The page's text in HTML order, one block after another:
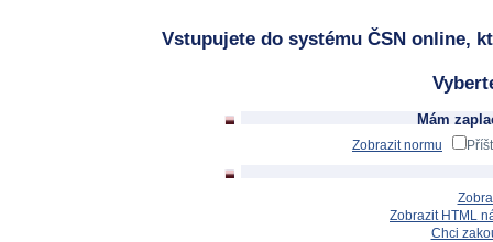
Vstupujete do systému ČSN online,
Mám
Zobrazit normu
Zobrazit HTML
Chci